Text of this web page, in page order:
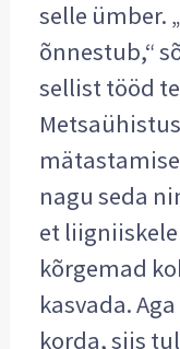
selle ümber.
õnnestub,“
sellist tööd
nagu seda
et
kõrgemad
kasvada.
korda, siis